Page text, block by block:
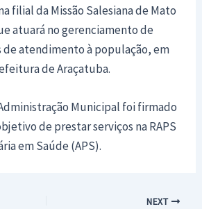
filial da Missão Salesiana de Mato
atuará no gerenciamento de
de atendimento à população, em
de Araçatuba.
Municipal foi firmado
de prestar serviços na RAPS
em Saúde (APS).
NEXT